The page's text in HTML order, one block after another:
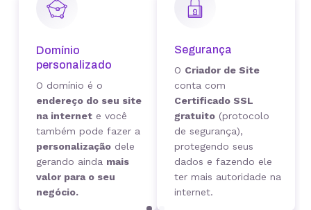
Domínio
personalizado
O domínio é o
endereço do seu site
na internet e você
também pode fazer a
personalização dele
gerando ainda mais
valor para o seu
negócio.
Segurança
O Criador de Site
conta com
Certificado SSL
gratuito (protocolo
de segurança),
protegendo seus
dados e fazendo ele
ter mais autoridade na
internet.